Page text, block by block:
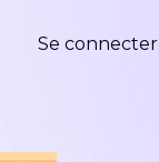
Se connecter